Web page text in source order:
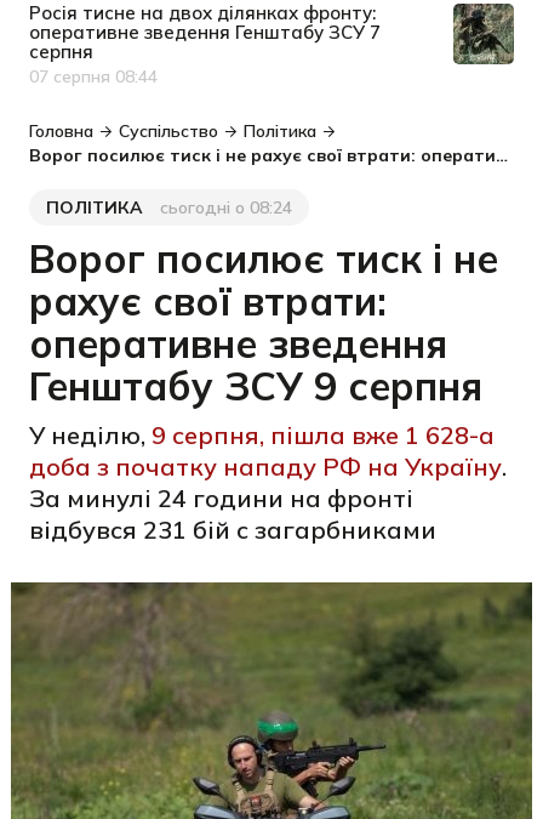
Росія тисне на двох ділянках фронту:
оперативне зведення Генштабу ЗСУ 7
серпня
Дата публікації
07 серпня 08:44
Головна Суспільство
Політика
Ворог посилює тиск і не рахує свої втрати: оперативне зведення Генштабу ЗСУ 9 серпня
Категорія
ПОЛІТИКА
Дата публікаціїсьогодні о 08:24
Ворог посилює тиск і не
рахує свої втрати:
оперативне зведення
Генштабу ЗСУ 9 серпня
У неділю, 9 серпня, пішла вже 1 628-а
доба з початку нападу РФ на Україну.
За минулі 24 години на фронті
відбувся 231 бій с загарбниками